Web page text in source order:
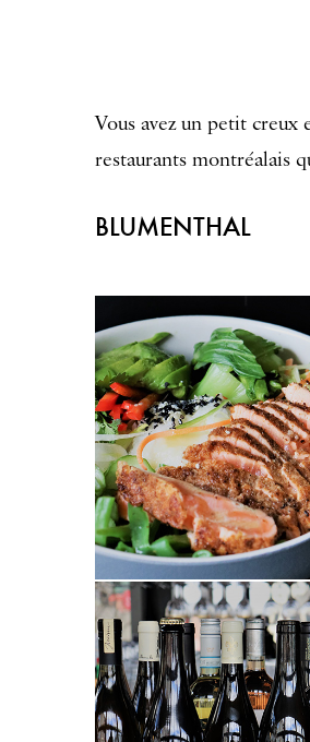
Vous avez un petit creux
restaurants montréalais
BLUMENTHAL